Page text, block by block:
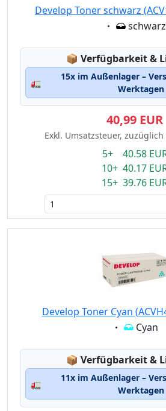
Develop Toner schwarz
Eigenschaft:
schwarz
📦 Lagerstatus:
Verfügbarkeit &
🚛
15x im Außenlager –
Werktagen
40,99 EUR
Exkl. Umsatzsteuer,
5+ 40.58
10+ 40.17
15+ 39.76
Develop Toner Cyan
Eigenschaft:
Cyan
📦 Lagerstatus:
Verfügbarkeit &
🚛
11x im Außenlager –
Werktagen